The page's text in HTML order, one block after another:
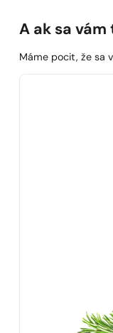
A ak sa
Máme pocit, že sa